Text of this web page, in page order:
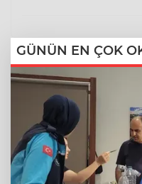
GÜNÜN EN ÇOK